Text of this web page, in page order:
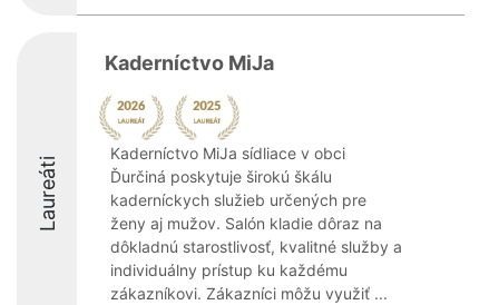
Laureáti
Kaderníctvo MiJa
Kaderníctvo MiJa sídliace v obci
Ďurčiná poskytuje širokú škálu
kaderníckych služieb určených pre
ženy aj mužov. Salón kladie dôraz na
dôkladnú starostlivosť, kvalitné služby a
individuálny prístup ku každému
zákazníkovi. Zákazníci môžu využiť ...